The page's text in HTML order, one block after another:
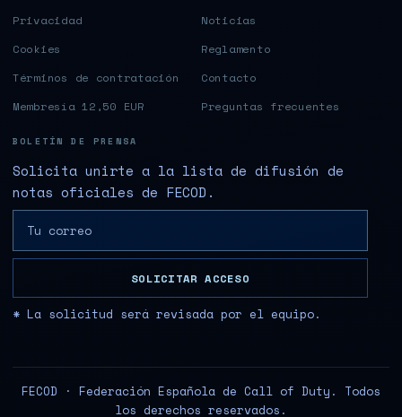
Privacidad
Cookies
Términos de contratación
Membresía 12,50 EUR
Noticias
Reglamento
Contacto
Preguntas frecuentes
BOLETÍN DE PRENSA
Solicita unirte a la lista de difusión de
notas oficiales de FECOD.
SOLICITAR ACCESO
* La solicitud será revisada por el equipo.
FECOD · Federación Española de Call of Duty. Todos
los derechos reservados.